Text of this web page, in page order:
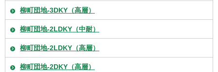
柳町団地-3DKY（高層）
柳町団地-2LDKY（中耐）
柳町団地-2LDKY（高層）
柳町団地-2DKY（高層）